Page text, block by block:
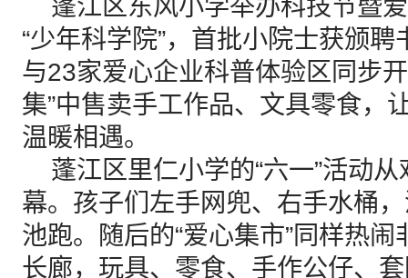
蓬江区东风小学举办科技节暨
“少年科学院”，首批小院士获颁
与23家爱心企业科普体验区同步
集”中售卖手工作品、文具零食，
温暖相遇。
蓬江区里仁小学的“六一”活动
幕。孩子们左手网兜、右手水桶
池跑。随后的“爱心集市”同样热
长廊，玩具、零食、手作公仔、